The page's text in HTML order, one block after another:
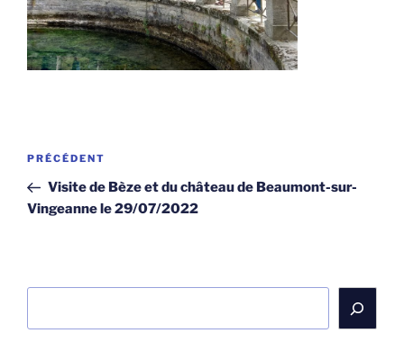
Navigation
l’article
Article
précédent
PRÉCÉDENT
Visite de Bèze et du château de Beaumont-sur-
Vingeanne le 29/07/2022